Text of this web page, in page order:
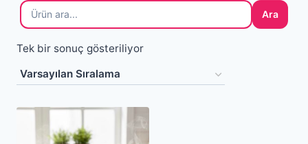
Ara
Tek bir sonuç gösteriliyor